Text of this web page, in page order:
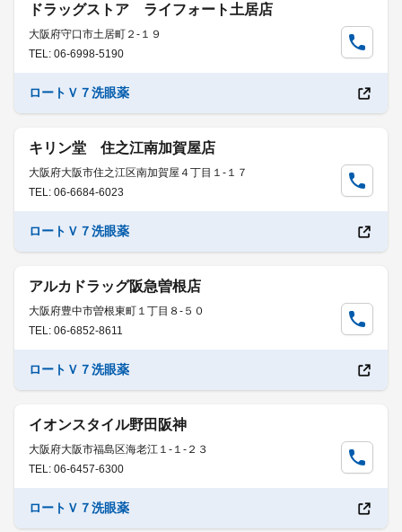
ドラッグストア ライフォート土居店
大阪府守口市土居町２-１９
TEL: 06-6998-5190
ロートＶ７洗眼薬
キリン堂 住之江南加賀屋店
大阪府大阪市住之江区南加賀屋４丁目１-１７
TEL: 06-6684-6023
ロートＶ７洗眼薬
アルカドラッグ阪急曽根店
大阪府豊中市曽根東町１丁目８-５０
TEL: 06-6852-8611
ロートＶ７洗眼薬
イオンスタイル野田阪神
大阪府大阪市福島区海老江１-１-２３
TEL: 06-6457-6300
ロートＶ７洗眼薬